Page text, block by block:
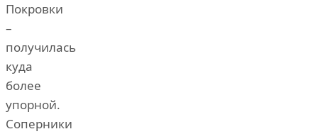
Покровки
–
получилась
куда
более
упорной.
Соперники